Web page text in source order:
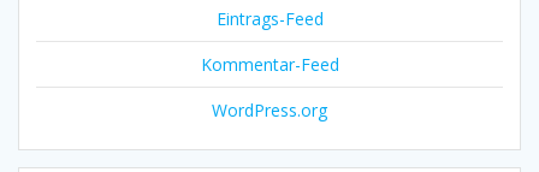
Eintrags-Feed
Kommentar-Feed
WordPress.org